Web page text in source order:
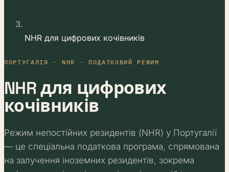
NHR для цифрових кочівників
ПОРТУГАЛІЯ · NHR · ПОДАТКОВИЙ РЕЖИМ
NHR для цифрових
кочівників
Режим непостійних резидентів (NHR) у Португалії
— це спеціальна податкова програма, спрямована
на залучення іноземних резидентів, зокрема